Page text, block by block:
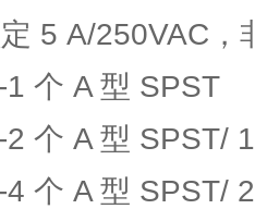
5 A/250VAC，
个 A 型 SPST
个 A 型 SPST/
个 A 型 SPST/